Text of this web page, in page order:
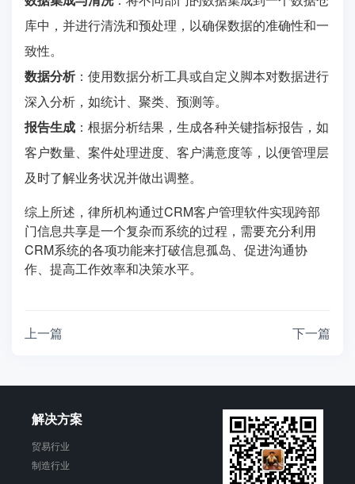
库中，并进行清洗和预处理，以确保数据的准确性和一
致性。
数据分析：使用数据分析工具或自定义脚本对数据进行
深入分析，如统计、聚类、预测等。
报告生成 ：根据分析结果，生成各种关键指标报告，如
客户数量、案件处理进度、客户满意度等，以便管理层
及时了解业务状况并做出调整。
综上所述，律所机构通过CRM客户管理软件实现跨部
门信息共享是一个复杂而系统的过程，需要充分利用
CRM系统的各项功能来打破信息孤岛、促进沟通协
作、提高工作效率和决策水平。
上一篇 下一篇
解决方案
贸易行业
制造行业